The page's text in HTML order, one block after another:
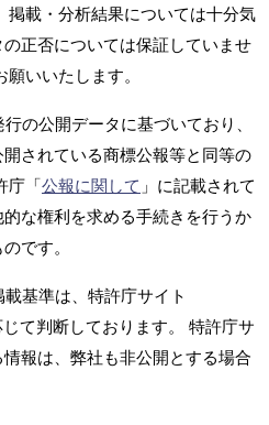
掲載・分析結果については十分気
正否については保証していませ
いいたします。
の公開データに基づいており、
されている商標公報等と同等の
庁「公報に関して 」に記載されて
な権利を求める手続きを行うか
です。
基準は、特許庁サイト
て判断しております。 特許庁サ
報は、弊社も非公開とする場合